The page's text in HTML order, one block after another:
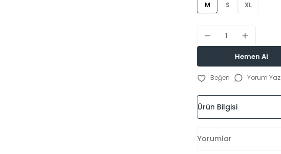
M
S XL
Hemen Al
Yorum Yaz
Ürün Bilgisi
Yorumlar